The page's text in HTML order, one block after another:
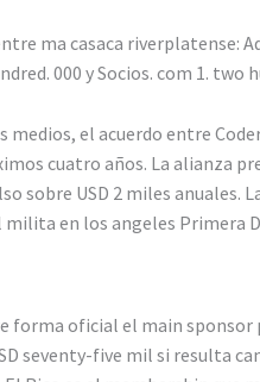
ma casaca riverplatense:
000 y Socios. com 1. two
el acuerdo entre
cuatro años. La alianza
sobre USD 2 miles anuales.
en los angeles Primera
forma oficial el main
seventy-five mil si resulta